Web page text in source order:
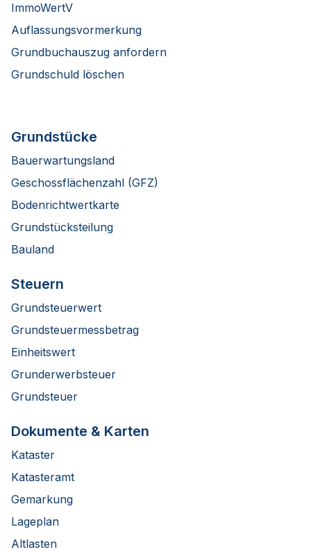
ImmoWertV
Auflassungsvormerkung
Grundbuchauszug anfordern
Grundschuld löschen
Grundstücke
Bauerwartungsland
Geschossflächenzahl (GFZ)
Bodenrichtwertkarte
Grundstücksteilung
Bauland
Steuern
Grundsteuerwert
Grundsteuermessbetrag
Einheitswert
Grunderwerbsteuer
Grundsteuer
Dokumente & Karten
Kataster
Katasteramt
Gemarkung
Lageplan
Altlasten